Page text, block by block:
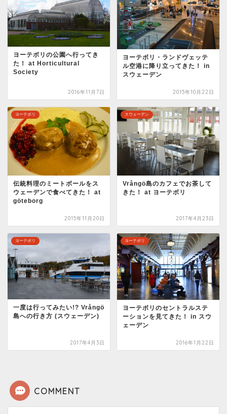
ヨーテボリの公園へ行ってき
た！ at Horticultural
Society
2016年11月7日
ヨーテボリ・ランドヴェッテ
ル空港に降り立ってきた！ in
スウェーデン
2015年10月22日
ヨーテボリ
伝統料理のミートボールをス
ウェーデンで食べてきた！ at
göteborg
2015年11月20日
スウェーデン
Vrångö島のカフェでお茶して
きた！ at ヨーテボリ
2017年4月23日
ヨーテボリ
一度は行ってみたい!? Vrångö
島への行き方 (スウェーデン)
2017年4月3日
ヨーテボリ
ヨーテボリのセントラルステ
ーションを見てきた！ in スウ
ェーデン
2016年1月22日
COMMENT